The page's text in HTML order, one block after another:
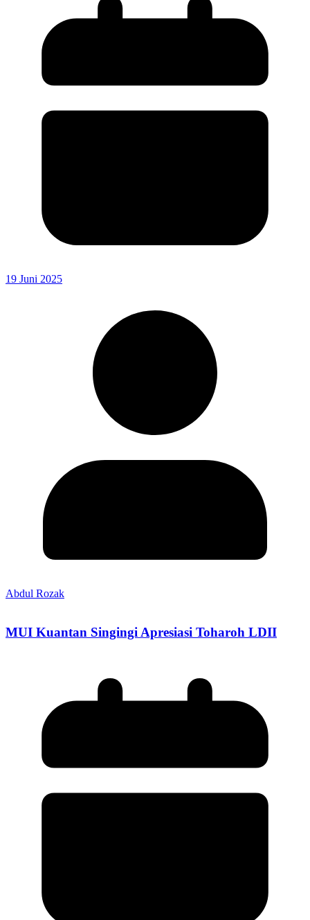
19 Juni 2025
Abdul Rozak
MUI Kuantan Singingi Apresiasi Toharoh LDII